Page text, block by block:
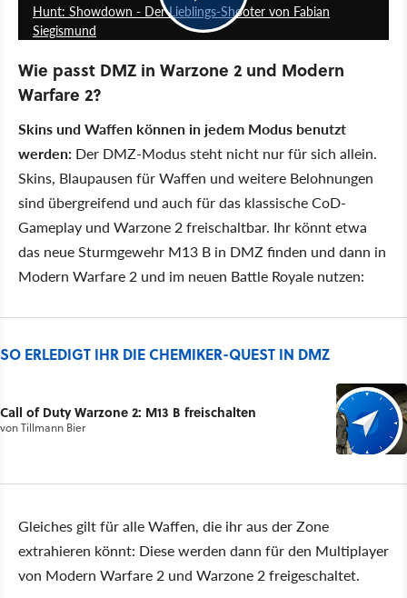
Hunt: Showdown - Der Lieblings-Shooter von Fabian
Siegismund
Wie passt DMZ in Warzone 2 und Modern
Warfare 2?
Skins und Waffen können in jedem Modus benutzt
werden: Der DMZ-Modus steht nicht nur für sich allein.
Skins, Blaupausen für Waffen und weitere Belohnungen
sind übergreifend und auch für das klassische CoD-
Gameplay und Warzone 2 freischaltbar. Ihr könnt etwa
das neue Sturmgewehr M13 B in DMZ finden und dann in
Modern Warfare 2 und im neuen Battle Royale nutzen:
SO ERLEDIGT IHR DIE CHEMIKER-QUEST IN DMZ
Call of Duty Warzone 2: M13 B freischalten
vonTillmann Bier
Gleiches gilt für alle Waffen, die ihr aus der Zone
extrahieren könnt: Diese werden dann für den Multiplayer
von Modern Warfare 2 und Warzone 2 freigeschaltet.